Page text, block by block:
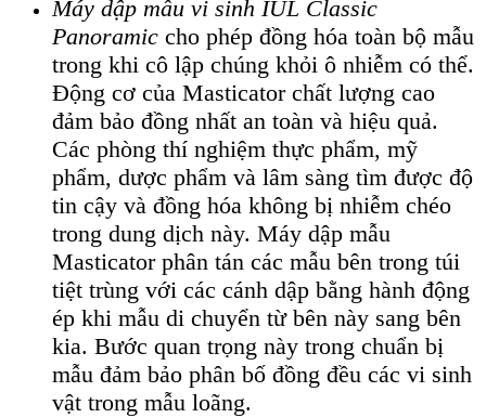
Máy dập mẫu vi sinh IUL Classic
Panoramic cho phép đồng hóa toàn bộ mẫu
trong khi cô lập chúng khỏi ô nhiễm có thể.
Động cơ của Masticator chất lượng cao
đảm bảo đồng nhất an toàn và hiệu quả.
Các phòng thí nghiệm thực phẩm, mỹ
phẩm, dược phẩm và lâm sàng tìm được độ
tin cậy và đồng hóa không bị nhiễm chéo
trong dung dịch này. Máy dập mẫu
Masticator phân tán các mẫu bên trong túi
tiệt trùng với các cánh dập bằng hành động
ép khi mẫu di chuyển từ bên này sang bên
kia. Bước quan trọng này trong chuẩn bị
mẫu đảm bảo phân bố đồng đều các vi sinh
vật trong mẫu loãng.